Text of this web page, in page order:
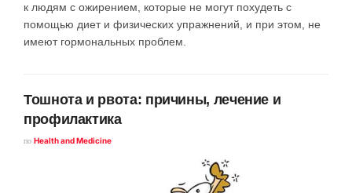
к людям с ожирением, которые не могут похудеть с
помощью диет и физических упражнений, и при этом, не
имеют гормональных проблем.
Тошнота и рвота: причины, лечение и
профилактика
по Health and Medicine